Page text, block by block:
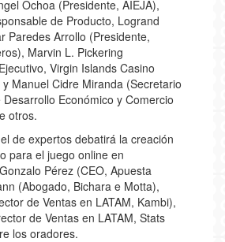
Ochoa (Presidente, AIEJA),
de Producto, Logrand
Paredes Arrollo (Presidente,
Marvin L. Pickering
Virgin Islands Casino
Manuel Cidre Miranda (Secretario
Económico y Comercio
otros.
de expertos debatirá la creación
para el juego online en
Pérez (CEO, Apuesta
(Abogado, Bichara e Motta),
de Ventas en LATAM, Kambi),
de Ventas en LATAM, Stats
los oradores.